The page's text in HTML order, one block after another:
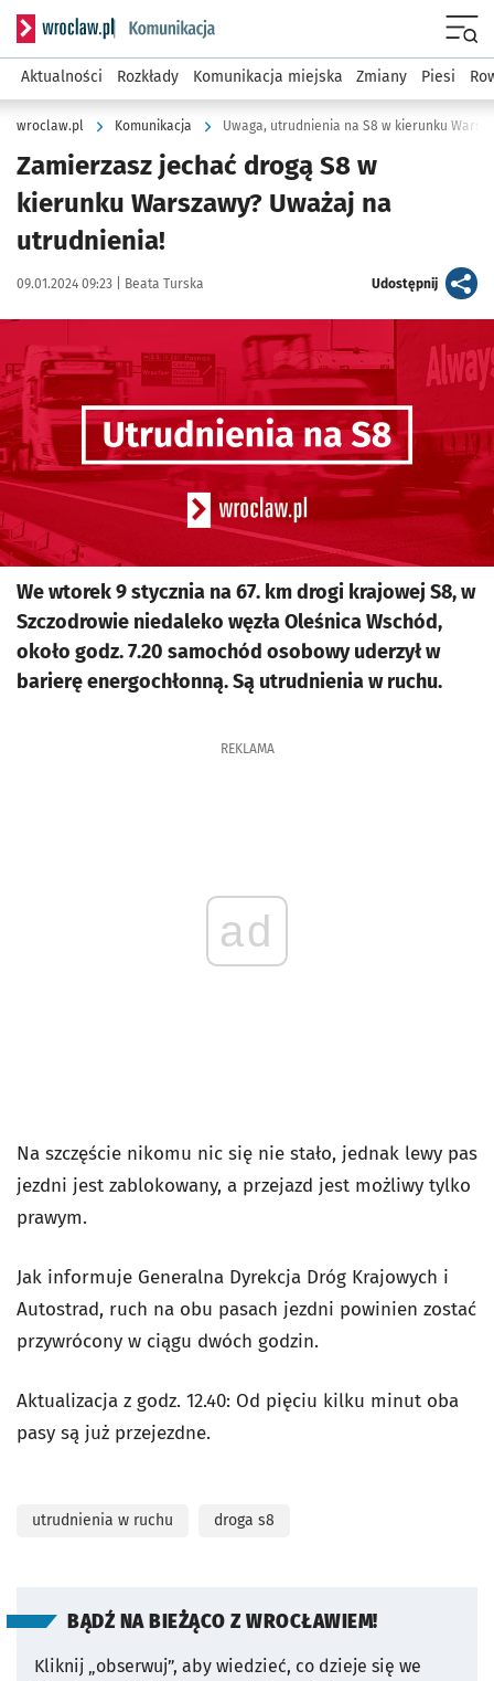
Serwis informacyjny wroclaw.pl podserwis: Komunikacja
Aktualności Rozkłady Komunikacja miejska Zmiany Piesi
wroclaw.pl Komunikacja Uwaga, utrudnienia na S8 w kierunku
Zamierzasz jechać drogą S8 w
kierunku Warszawy? Uważaj na
utrudnienia!
Data publikacji:
09.01.2024 09:23 | Autor:
Beata Turska Udostępnijartykuł
We wtorek 9 stycznia na 67. km drogi krajowej S8, w
Szczodrowie niedaleko węzła Oleśnica Wschód,
około godz. 7.20 samochód osobowy uderzył w
barierę energochłonną. Są utrudnienia w ruchu.
REKLAMA
ad
Na szczęście nikomu nic się nie stało, jednak lewy pas
jezdni jest zablokowany, a przejazd jest możliwy tylko
prawym.
Jak informuje Generalna Dyrekcja Dróg Krajowych i
Autostrad, ruch na obu pasach jezdni powinien zostać
przywrócony w ciągu dwóch godzin.
Aktualizacja z godz. 12.40: Od pięciu kilku minut oba
pasy są już przejezdne.
utrudnienia w ruchu droga s8
BĄDŹ NA BIEŻĄCO Z WROCŁAWIEM!
Kliknij „obserwuj”, aby wiedzieć, co dzieje się we